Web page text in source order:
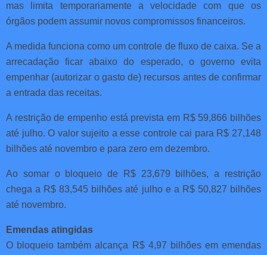
mas limita temporariamente a velocidade com que os
órgãos podem assumir novos compromissos financeiros.
A medida funciona como um controle de fluxo de caixa. Se a
arrecadação ficar abaixo do esperado, o governo evita
empenhar (autorizar o gasto de) recursos antes de confirmar
a entrada das receitas.
A restrição de empenho está prevista em R$ 59,866 bilhões
até julho. O valor sujeito a esse controle cai para R$ 27,148
bilhões até novembro e para zero em dezembro.
Ao somar o bloqueio de R$ 23,679 bilhões, a restrição
chega a R$ 83,545 bilhões até julho e a R$ 50,827 bilhões
até novembro.
Emendas atingidas
O bloqueio também alcança R$ 4,97 bilhões em emendas